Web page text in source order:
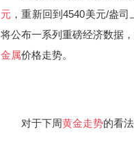
元 ，重新回到4540美元/盎
将公布一系列重磅经济数据
金属价格走势。
对于下周黄金走势的看法